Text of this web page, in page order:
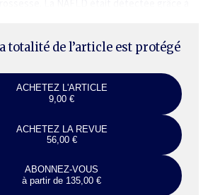
totalité de l’article est protégé
ACHETEZ L'ARTICLE
9,00 €
ACHETEZ LA REVUE
56,00 €
ABONNEZ-VOUS
à partir de 135,00 €